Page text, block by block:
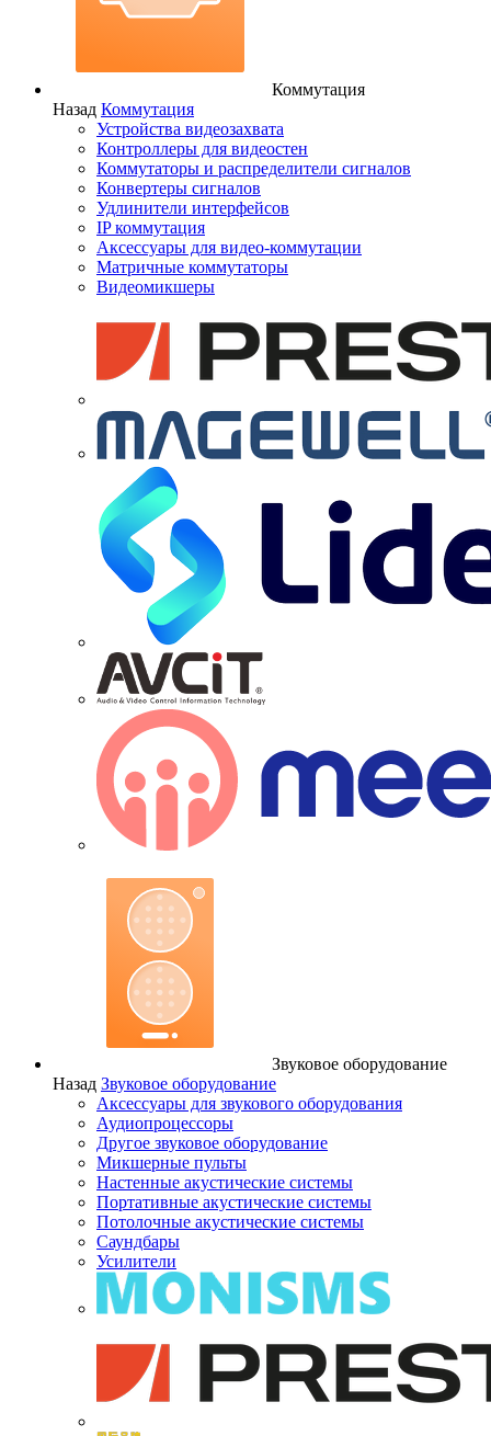
Коммутация
Назад Коммутация
Устройства видеозахвата
Контроллеры для видеостен
Коммутаторы и распределители сигналов
Конвертеры сигналов
Удлинители интерфейсов
IP коммутация
Аксессуары для видео-коммутации
Матричные коммутаторы
Видеомикшеры
Звуковое оборудование
Назад Звуковое оборудование
Аксессуары для звукового оборудования
Аудиопроцессоры
Другое звуковое оборудование
Микшерные пульты
Настенные акустические системы
Портативные акустические системы
Потолочные акустические системы
Саундбары
Усилители